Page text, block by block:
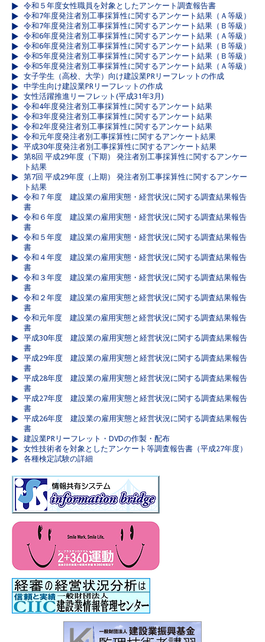
令和５年度女性職員を対象としたアンケート調査報告書
令和7年度発注者別工事採算性に関するアンケート結果（Ａ等級）
令和7年度発注者別工事採算性に関するアンケート結果（Ｂ等級）
令和6年度発注者別工事採算性に関するアンケート結果（Ａ等級）
令和6年度発注者別工事採算性に関するアンケート結果（Ｂ等級）
令和5年度発注者別工事採算性に関するアンケート結果（Ｂ等級）
令和5年度発注者別工事採算性に関するアンケート結果（Ａ等級）
女子学生（高校、大学）向け建設業PRリーフレットの作成
中学生向け建設業PRリーフレットの作成
女性活躍推進リーフレット(平成31年3月)
令和4年度発注者別工事採算性に関するアンケート結果
令和3年度発注者別工事採算性に関するアンケート結果
令和2年度発注者別工事採算性に関するアンケート結果
令和元年度発注者別工事採算性に関するアンケート結果
平成30年度発注者別工事採算性に関するアンケート結果
第8回 平成29年度（下期） 発注者別工事採算性に関するアンケー
ト結果
第7回 平成29年度（上期） 発注者別工事採算性に関するアンケー
ト結果
令和７年度 建設業の雇用実態・経営状況に関する調査結果報告
書
令和６年度 建設業の雇用実態・経営状況に関する調査結果報告
書
令和５年度 建設業の雇用実態・経営状況に関する調査結果報告
書
令和４年度 建設業の雇用実態・経営状況に関する調査結果報告
書
令和３年度 建設業の雇用実態・経営状況に関する調査結果報告
書
令和２年度 建設業の雇用実態と経営状況に関する調査結果報告
書
令和元年度 建設業の雇用実態と経営状況に関する調査結果報告
書
平成30年度 建設業の雇用実態と経営状況に関する調査結果報告
書
平成29年度 建設業の雇用実態と経営状況に関する調査結果報告
書
平成28年度 建設業の雇用実態と経営状況に関する調査結果報告
書
平成27年度 建設業の雇用実態と経営状況に関する調査結果報告
書
平成26年度 建設業の雇用実態と経営状況に関する調査結果報告
書
建設業PRリーフレット・DVDの作製・配布
女性技術者を対象としたアンケート等調査報告書（平成27年度）
各種検定試験の詳細